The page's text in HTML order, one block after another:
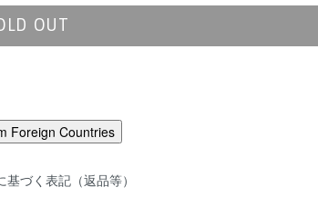
OUT
基づく表記（返品等）